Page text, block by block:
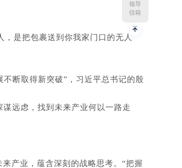
领导
信箱
是把包裹送到你我家门口的无人
断取得新突破”，习近平总书记的殷
远虑，找到未来产业何以一路走
产业，蕴含深刻的战略思考。“把握